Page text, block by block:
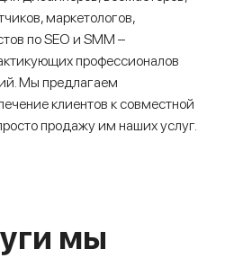
маркетологов,
по SEO и SMM –
профессионалов
Мы предлагаем
клиентов к совместной
продажу им наших услуг.
мы